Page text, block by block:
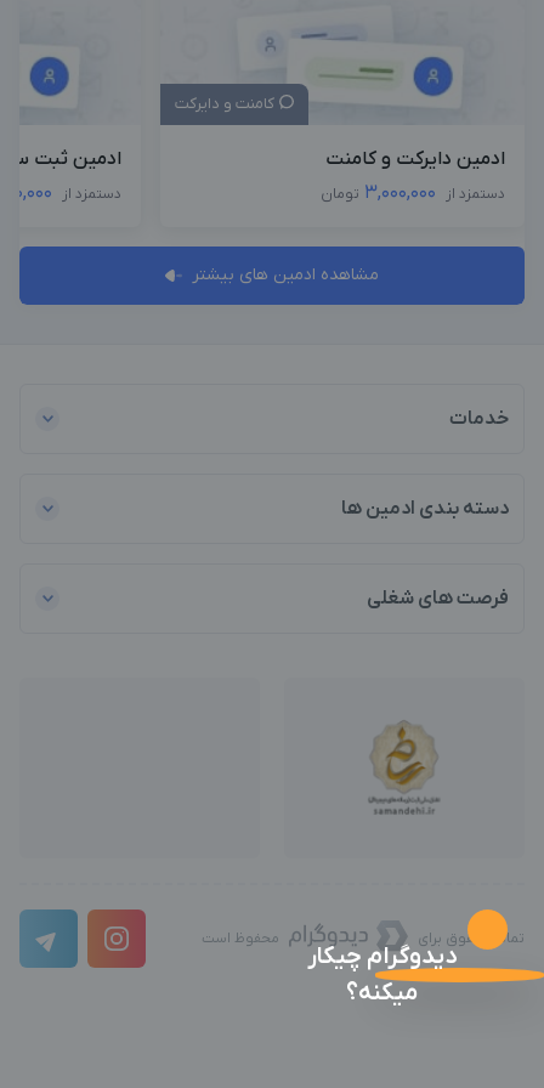
کامنت و دایرکت
ادمین دایرکت و کامنت
دستمزد از 3,000,000 تومان
ادمین ثبت
دستمزد از
مشاهده ادمین های بیشتر
خدمات
دسته بندی ادمین ها
فرصت های شغلی
تمامی حقوق برای محفوظ است
دیدوگرام چیکار
میکنه؟